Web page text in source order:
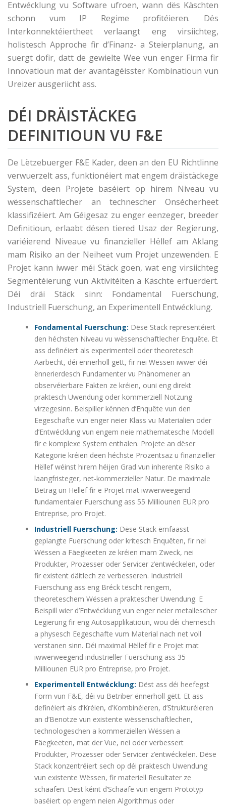
Entwécklung vu Software ufroen, wann dës Käschten
schonn vum IP Regime profitéieren. Dës
Interkonnektéiertheet verlaangt eng virsiichteg,
holistesch Approche fir d’Finanz- a Steierplanung, an
suergt dofir, datt de gewielte Wee vun enger Firma fir
Innovatioun mat der avantagéisster Kombinatioun vun
Ureizer ausgeriicht ass.
DÉI DRÄISTÄCKEG
DEFINITIOUN VU F&E
De Lëtzebuerger F&E Kader, deen an den EU Richtlinne
verwuerzelt ass, funktionéiert mat engem dräistäckege
System, deen Projete baséiert op hirem Niveau vu
wëssenschaftlecher an technescher Onsécherheet
klassifizéiert. Am Géigesaz zu enger eenzeger, breeder
Definitioun, erlaabt dësen tiered Usaz der Regierung,
variéierend Niveaue vu finanzieller Hëllef am Aklang
mam Risiko an der Neiheet vum Projet unzewenden. E
Projet kann iwwer méi Stäck goen, wat eng virsiichteg
Segmentéierung vun Aktivitéiten a Käschte erfuerdert.
Déi dräi Stäck sinn: Fondamental Fuerschung,
Industriell Fuerschung, an Experimentell Entwécklung.
Fondamental Fuerschung: Dëse Stack representéiert
den héchsten Niveau vu wëssenschaftlecher Enquête. Et
ass definéiert als experimentell oder theoretesch
Aarbecht, déi ënnerholl gëtt, fir nei Wëssen iwwer déi
ënnerierdesch Fundamenter vu Phänomener an
observéierbare Fakten ze kréien, ouni eng direkt
praktesch Uwendung oder kommerziell Notzung
virzegesinn. Beispiller kënnen d’Enquête vun den
Eegeschafte vun enger neier Klass vu Materialien oder
d’Entwécklung vun engem neie mathematesche Modell
fir e komplexe System enthalen. Projete an dëser
Kategorie kréien deen héchste Prozentsaz u finanzieller
Hëllef wéinst hirem héijen Grad vun inherente Risiko a
laangfristeger, net-kommerzieller Natur. De maximale
Betrag un Hëllef fir e Projet mat iwwerweegend
fundamentaler Fuerschung ass 55 Milliounen EUR pro
Entreprise, pro Projet.
Industriell Fuerschung: Dëse Stack ëmfaasst
geplangte Fuerschung oder kritesch Enquêten, fir nei
Wëssen a Fäegkeeten ze kréien mam Zweck, nei
Produkter, Prozesser oder Servicer z’entwéckelen, oder
fir existent däitlech ze verbesseren. Industriell
Fuerschung ass eng Bréck tëscht rengem,
theoreteschem Wëssen a praktescher Uwendung. E
Beispill wier d’Entwécklung vun enger neier metallescher
Legierung fir eng Autosapplikatioun, wou déi chemesch
a physesch Eegeschafte vum Material nach net voll
verstanen sinn. Déi maximal Hëllef fir e Projet mat
iwwerweegend industrieller Fuerschung ass 35
Milliounen EUR pro Entreprise, pro Projet.
Experimentell Entwécklung: Dëst ass déi heefegst
Form vun F&E, déi vu Betriber ënnerholl gëtt. Et ass
definéiert als d’Kréien, d’Kombinéieren, d’Strukturéieren
an d’Benotze vun existente wëssenschaftlechen,
technologeschen a kommerziellen Wëssen a
Fäegkeeten, mat der Vue, nei oder verbessert
Produkter, Prozesser oder Servicer z’entwéckelen. Dëse
Stack konzentréiert sech op déi praktesch Uwendung
vun existente Wëssen, fir materiell Resultater ze
schaafen. Dëst kéint d’Schaafe vun engem Prototyp
baséiert op engem neien Algorithmus oder